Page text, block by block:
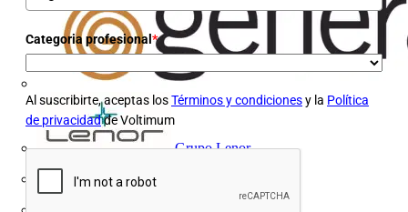
Grupo Lenor
Iberdrola
Categoria profesional *
Al suscribirte, aceptas losTérminos y condicionesy la Política
de privacidadde Voltimum